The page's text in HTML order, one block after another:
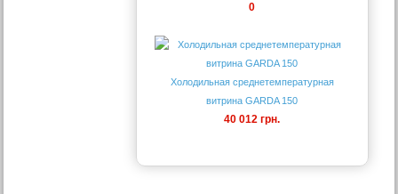
0
Холодильная среднетемпературная
витрина GARDA 150
40 012 грн.